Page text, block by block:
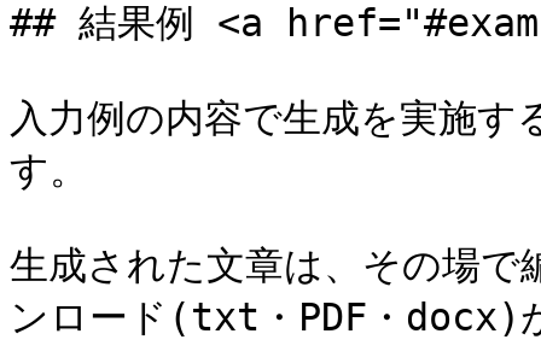
## 結果例 <a
入力例の内容で生成を実施
す。
生成された文章は、その場
ンロード(txt・PDF・docx)